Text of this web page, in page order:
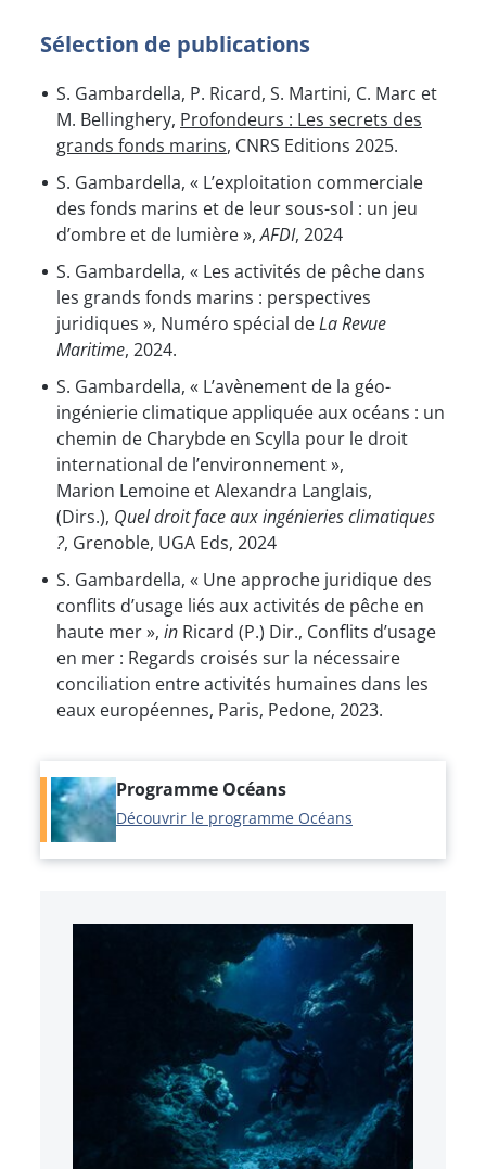
Sélection de publications
S. Gambardella, P. Ricard, S. Martini, C. Marc et
M. Bellinghery, Profondeurs : Les secrets des
grands fonds marins, CNRS Editions 2025.
S. Gambardella, « L’exploitation commerciale
des fonds marins et de leur sous-sol : un jeu
d’ombre et de lumière »,AFDI, 2024
S. Gambardella, « Les activités de pêche dans
les grands fonds marins : perspectives
juridiques », Numéro spécial deLa Revue
Maritime, 2024.
S. Gambardella, « L’avènement de la géo-
ingénierie climatique appliquée aux océans : un
chemin de Charybde en Scylla pour le droit
international de l’environnement »,
Marion Lemoine et Alexandra Langlais,
(Dirs.), Quel droit face aux ingénieries climatiques
?, Grenoble, UGA Eds, 2024
S. Gambardella, « Une approche juridique des
conflits d’usage liés aux activités de pêche en
haute mer », in Ricard (P.) Dir., Conflits d’usage
en mer : Regards croisés sur la nécessaire
conciliation entre activités humaines dans les
eaux européennes, Paris, Pedone, 2023.
Programme Océans
Découvrir le programme Océans